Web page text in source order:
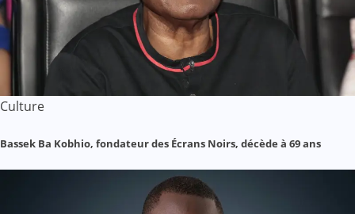
Culture
Bassek Ba Kobhio, fondateur des Écrans Noirs, décède à 69 ans